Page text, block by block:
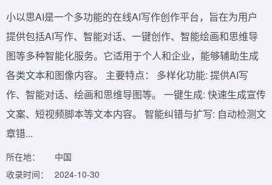
小以思AI是一个多功能的在线AI写作创作平台，旨在为用户
提供包括AI写作、智能对话、一键创作、智能绘画和思维导
图等多种智能化服务。它适用于个人和企业，能够辅助生成
各类文本和图像内容。 主要特点： 多样化功能: 提供AI写
作、智能对话、绘画和思维导图等。 一键生成: 快速生成宣传
文案、短视频脚本等文本内容。 智能纠错与扩写: 自动检测文
章错...
所在地：
中国
收录时间：
2024-10-30